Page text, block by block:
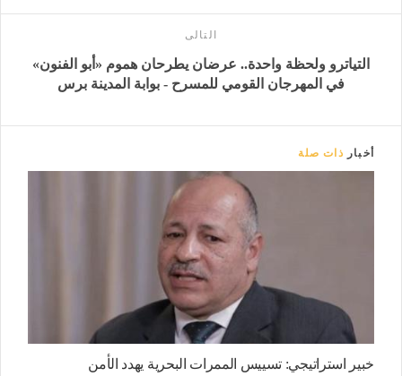
التالى
التياترو ولحظة واحدة.. عرضان يطرحان هموم «أبو الفنون»
في المهرجان القومي للمسرح - بوابة المدينة برس
أخبار ذات صلة
خبير استراتيجي: تسييس الممرات البحرية يهدد الأمن